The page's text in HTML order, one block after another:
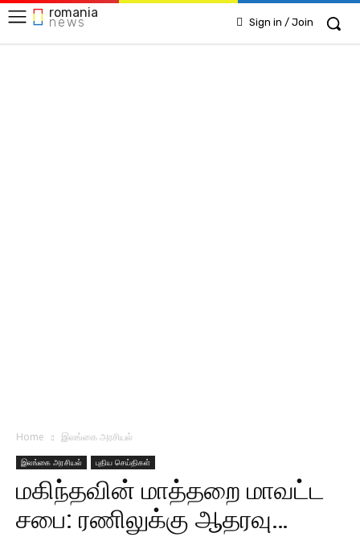
romania
news Sign in / Join
Home இலங்கை அரசியல்
இலங்கை அரசியல் புதிய செய்திகள்
மகிந்தவின் மாத்தறை மாவட்ட
சபை: ரணிலுக்கு ஆதரவு…